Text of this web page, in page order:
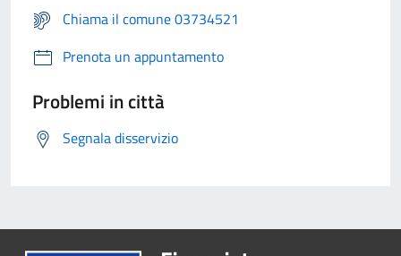
Chiama il comune 03734521
Prenota un appuntamento
Problemi in città
Segnala disservizio